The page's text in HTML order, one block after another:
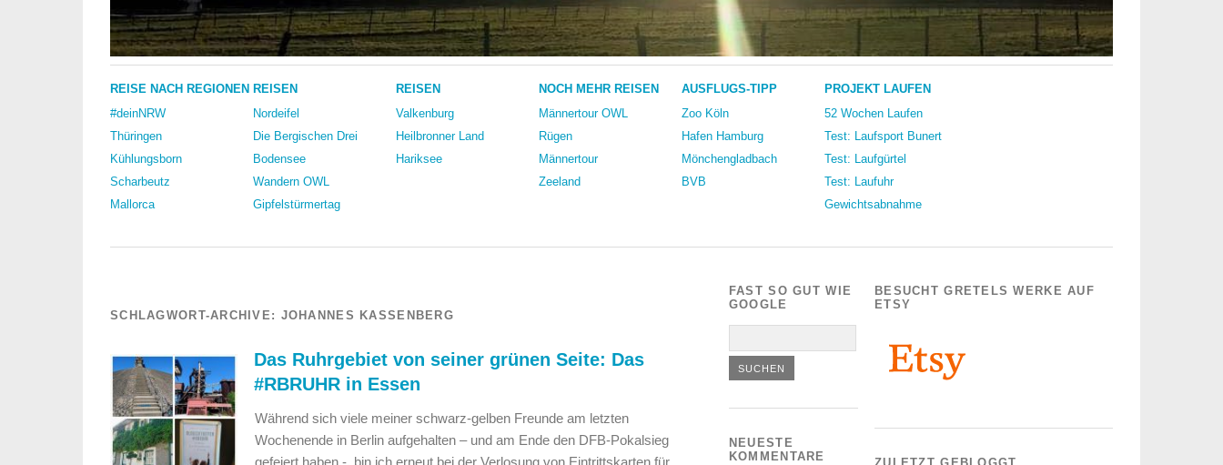
REISE NACH REGIONEN
#deinNRW
Thüringen
Kühlungsborn
Scharbeutz
Mallorca
REISEN
Nordeifel
Die Bergischen Drei
Bodensee
Wandern OWL
Gipfelstürmertag
REISEN
Valkenburg
Heilbronner Land
Hariksee
NOCH MEHR REISEN
Männertour OWL
Rügen
Männertour
Zeeland
AUSFLUGS-TIPP
Zoo Köln
Hafen Hamburg
Mönchengladbach
BVB
PROJEKT LAUFEN
52 Wochen Laufen
Test: Laufsport Bunert
Test: Laufgürtel
Test: Laufuhr
Gewichtsabnahme
SCHLAGWORT-ARCHIVE: JOHANNES KASSENBERG
Das Ruhrgebiet von seiner grünen Seite: Das
#RBRUHR in Essen
Während sich viele meiner schwarz-gelben Freunde am letzten
Wochenende in Berlin aufgehalten – und am Ende den DFB-Pokalsieg
gefeiert haben -, bin ich erneut bei der Verlosung von Eintrittskarten für
FAST SO GUT WIE
GOOGLE
NEUESTE
KOMMENTARE
BESUCHT GRETELS WERKE AUF
ETSY